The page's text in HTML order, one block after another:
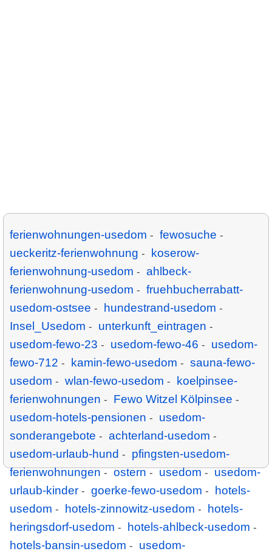
ferienwohnungen-usedom - fewosuche -
ueckeritz-ferienwohnung -
koserow-
ferienwohnung-usedom - ahlbeck-
ferienwohnung-usedom - fruehbucherrabatt-
usedom-ostsee - hundestrand-usedom -
Insel_Usedom - unterkunft_eintragen -
usedom-fewo-23 - usedom-fewo-46 - usedom-
fewo-712 - kamin-fewo-usedom - sauna-fewo-
usedom - wlan-fewo-usedom -
koelpinsee-
ferienwohnungen - Fewo Witzel Kölpinsee -
usedom-hotels-pensionen - usedom-
sonderangebote - achterland-usedom -
usedom-urlaub-hund - pfingsten-usedom-
ferienwohnungen - ostern - usedom - usedom-
urlaub-kinder - goerke-fewo-usedom -
hotels-
usedom - hotels-zinnowitz-usedom -
hotels-
heringsdorf-usedom - hotels-ahlbeck-usedom -
hotels-bansin-usedom - usedom-